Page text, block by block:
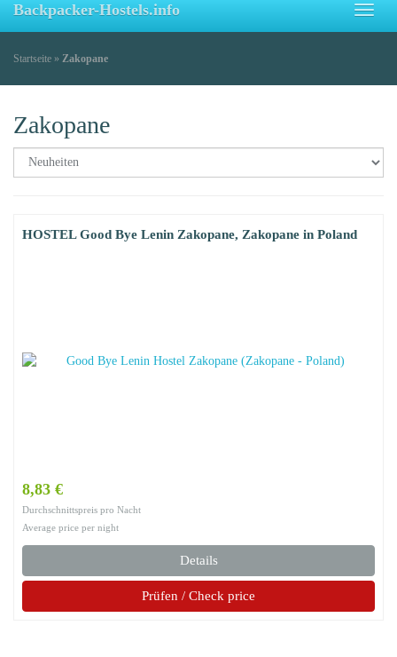
Toggle
Backpacker-Hostels.info
Startseite » Zakopane
Zakopane
HOSTEL Good Bye Lenin Zakopane, Zakopane in Poland
8,83 €
Durchschnittspreis pro Nacht
Average price per night
Details
Prüfen / Check price